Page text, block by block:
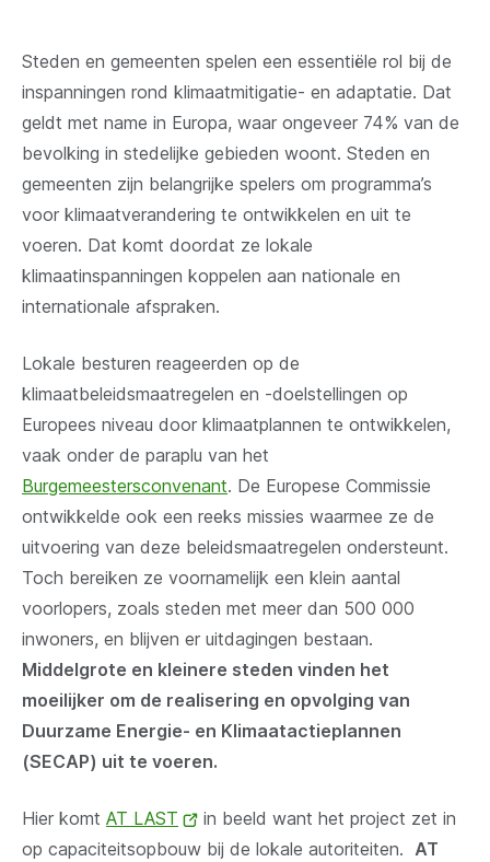
Steden en gemeenten spelen een essentiële rol bij de
inspanningen rond klimaatmitigatie- en adaptatie. Dat
geldt met name in Europa, waar ongeveer 74% van de
bevolking in stedelijke gebieden woont. Steden en
gemeenten zijn belangrijke spelers om programma’s
voor klimaatverandering te ontwikkelen en uit te
voeren. Dat komt doordat ze lokale
klimaatinspanningen koppelen aan nationale en
internationale afspraken.
Lokale besturen reageerden op de
klimaatbeleidsmaatregelen en -doelstellingen op
Europees niveau door klimaatplannen te ontwikkelen,
vaak onder de paraplu van het
Burgemeestersconvenant. De Europese Commissie
ontwikkelde ook een reeks missies waarmee ze de
uitvoering van deze beleidsmaatregelen ondersteunt.
Toch bereiken ze voornamelijk een klein aantal
voorlopers, zoals steden met meer dan 500 000
inwoners, en blijven er uitdagingen bestaan.
Middelgrote en kleinere steden vinden het
moeilijker om de realisering en opvolging van
Duurzame Energie- en Klimaat­actieplannen
(SECAP) uit te voeren.
Hier komt AT LAST
(opent
nieuw
in beeld want het project zet in
op capaciteitsopbouw bij de lokale autoriteiten. AT